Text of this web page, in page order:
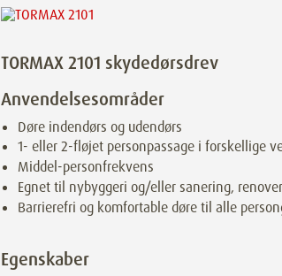
TORMAX 2101 skydedørsdrev
Anvendelsesområder
Døre indendørs og udendørs
1- eller 2-fløjet personpassage i forskellige
Middel-personfrekvens
Egnet til nybyggeri og/eller sanering,
Barrierefri og komfortable døre til alle
Egenskaber